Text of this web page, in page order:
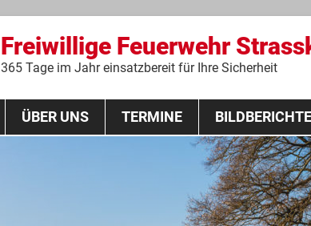
Freiwillige Feuerwehr
365 Tage im Jahr einsatzbereit für Ihre Sicherheit
ÜBER UNS TERMINE
THL Lehrgang 2020
BILDBERICHTE